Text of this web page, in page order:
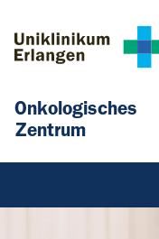
Onkologisches
Zentrum